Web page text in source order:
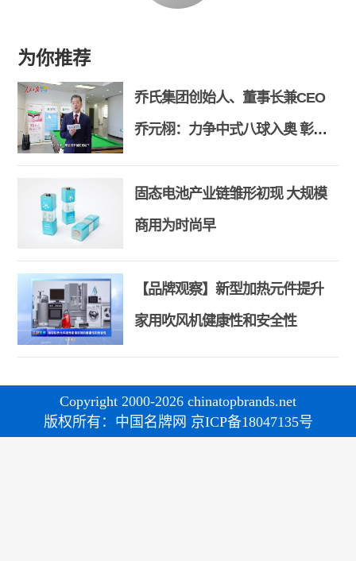
为你推荐
乔氏集团创始人、董事长兼CEO
乔元栩：力争中式八球入奥 彰显
和合共生精神
固态电池产业链雏形初现 大规模
商用为时尚早
【品牌观察】新型加热元件提升
家用吹风机健康性和安全性
Copyright 2000-2026 chinatopbrands.net
版权所有：中国名牌网 京ICP备18047135号